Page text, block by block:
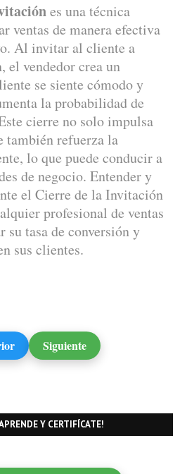
es una técnica
ventas de manera efectiva
Al invitar al cliente a
el vendedor crea un
se siente cómodo y
la probabilidad de
cierre no solo impulsa
también refuerza la
lo que puede conducir a
de negocio. Entender y
el Cierre de la Invitación
profesional de ventas
su tasa de conversión y
sus clientes.
Siguiente
Y CERTIFÍCATE!